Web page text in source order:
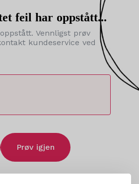
feil har oppstått...
Vennligst prøv
kundeservice ved
Prøv igjen